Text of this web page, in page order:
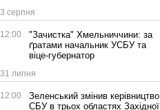
3 серпня
12:00
"Зачистка" Хмельниччини: за
ґратами начальник УСБУ та
віце-губернатор
31 липня
12:00
Зеленський змінив керівництво
СБУ в трьох областях Західної